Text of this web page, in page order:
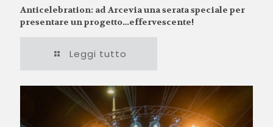
Anticelebration: ad Arcevia una serata speciale per
presentare un progetto…effervescente!
Leggi tutto